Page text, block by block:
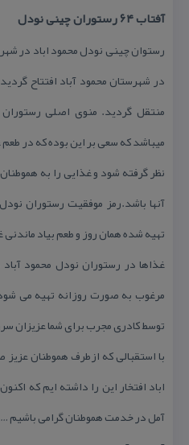
آفتاب ۶۴ رستوران چینی نودل
منتقل گردید. منوی اصلی
میباشد كه سعی بر این بوده كه در
نظر گرفته شود و غذایی را به
آنها باشد.رمز موفقیت رستوران
تهیه شده همان روز و طعم بیاد
غذاها در رستوران نودل محمود
مرغوب به صورت روزانه تهیه می
توسط كادری مجرب برای شما عزیزان
با استقبالی كه ازطرف هموطنان
اباد افتخار این را داشته ایم كه
آمل در خدمت هموطنان گرامی باشیم